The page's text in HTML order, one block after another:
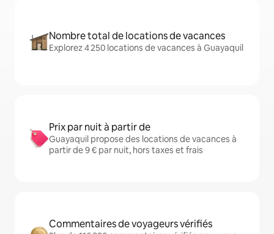
Nombre total de locations de vacances
Explorez 4 250 locations de vacances à Guayaquil
Prix par nuit à partir de
Guayaquil propose des locations de vacances à
partir de 9 € par nuit, hors taxes et frais
Commentaires de voyageurs vérifiés